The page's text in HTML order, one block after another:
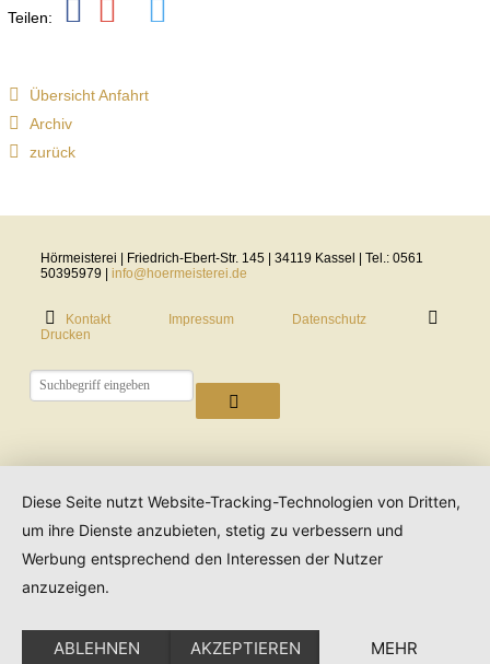
Teilen:
Übersicht Anfahrt
Archiv
zurück
Hörmeisterei | Friedrich-Ebert-Str. 145 | 34119 Kassel | Tel.: 0561
50395979 |info@hoermeisterei.de
Kontakt Impressum
Datenschutz
Drucken
Diese Seite nutzt Website-Tracking-Technologien von Dritten,
um ihre Dienste anzubieten, stetig zu verbessern und
Werbung entsprechend den Interessen der Nutzer
anzuzeigen.
ABLEHNEN AKZEPTIEREN MEHR